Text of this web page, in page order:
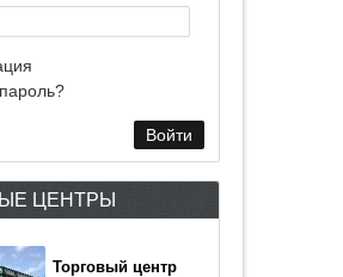
ЦЕНТРЫ
Торговый центр